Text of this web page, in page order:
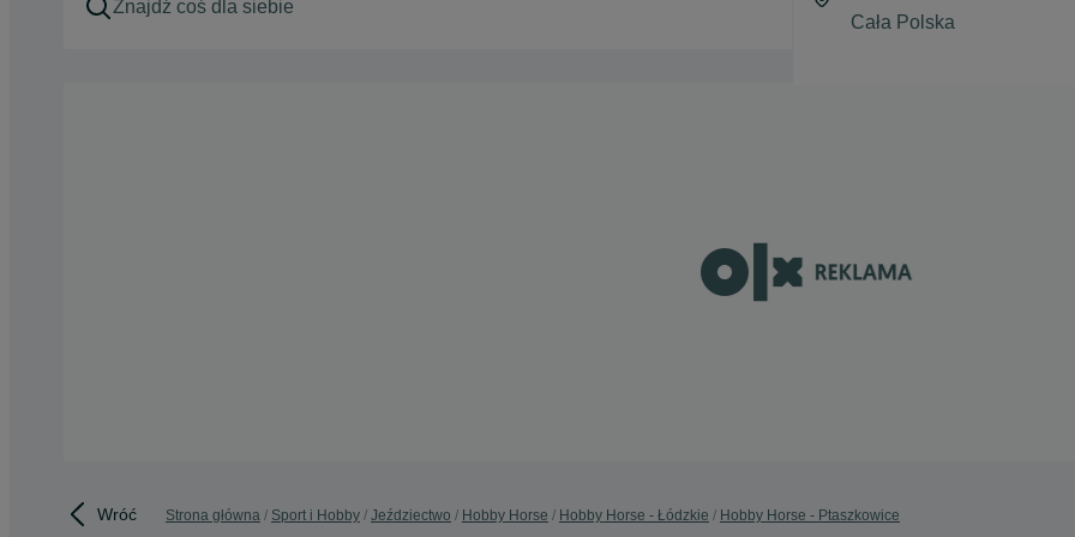
Wróć Strona główna Sport i Hobby Jeździectwo Hobby Horse Hobby Horse - Łódzkie Hobby Horse - Ptaszkowice